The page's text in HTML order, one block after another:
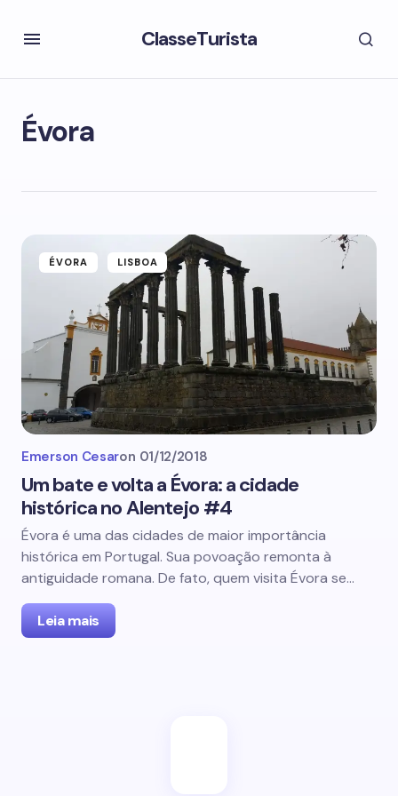
ClasseTurista
Évora
ÉVORA LISBOA
Emerson Cesaron 01/12/2018
Um bate e volta a Évora: a cidade
histórica no Alentejo #4
Évora é uma das cidades de maior importância
histórica em Portugal. Sua povoação remonta à
antiguidade romana. De fato, quem visita Évora se…
Leia mais